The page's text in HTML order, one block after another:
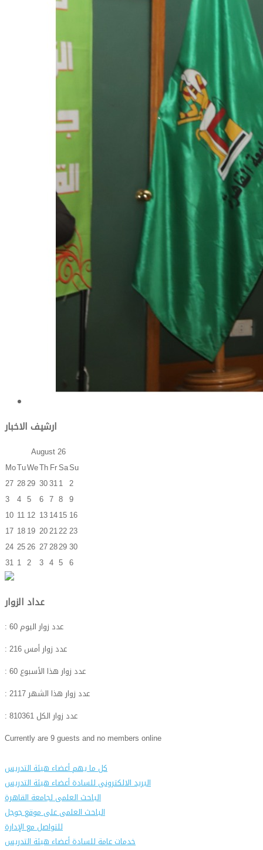
ارشيف الاخبار
August26
MoTuWeThFrSaSu
27 2829 30311 2
3 4 5 6 7 8 9
10 11 12 131415 16
17 1819 20212223
24 2526 27282930
31 1 2 3 4 5 6
عداد الزوار
: عدد زوار اليوم60
: عدد زوار أمس 216
: عدد زوار هذا الأسبوع 60
: عدد زوار هذا الشهر2117
: عدد زوار الكل 810361
Currently are 9 guests and no members online
كل ما يهم أعضاء هيئة التدريس
البريد الالكترونى للسادة أعضاء هيئة التدريس
الباحث العلمى لجامعة القاهرة
الباحث العلمى على موقع جوجل
للتواصل مع الإدارة
خدمات عامة للسادة أعضاء هيئة التدريس